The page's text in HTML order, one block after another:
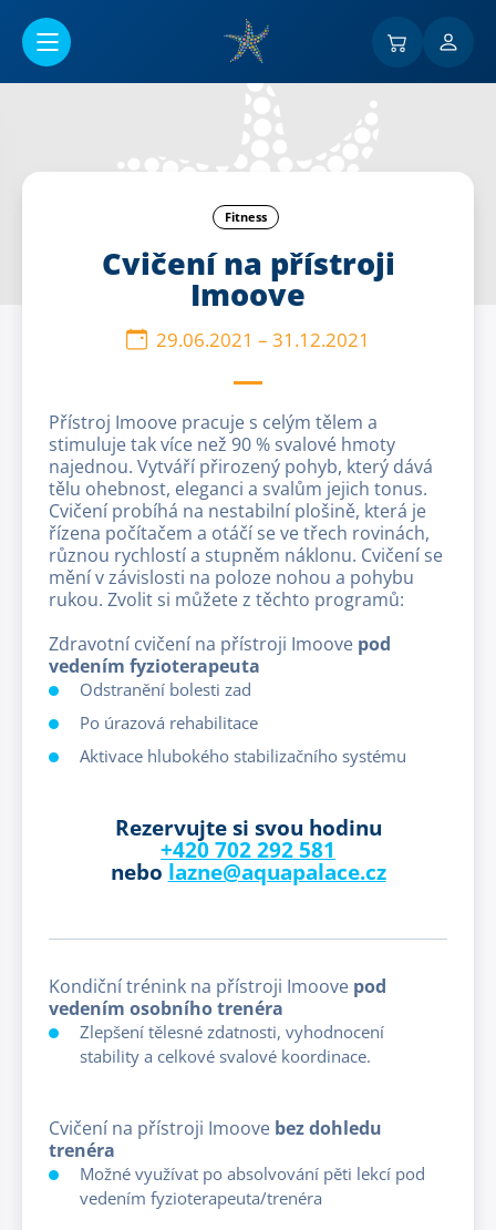
Fitness
Cvičení na přístroji
Imoove
29.06.2021 – 31.12.2021
Přístroj Imoove pracuje s celým tělem a
stimuluje tak více než 90 % svalové hmoty
najednou. Vytváří přirozený pohyb, který dává
tělu ohebnost, eleganci a svalům jejich tonus.
Cvičení probíhá na nestabilní plošině, která je
řízena počítačem a otáčí se ve třech rovinách,
různou rychlostí a stupněm náklonu. Cvičení se
mění v závislosti na poloze nohou a pohybu
rukou. Zvolit si můžete z těchto programů:
Zdravotní cvičení na přístroji Imoove pod
vedením fyzioterapeuta
Odstranění bolesti zad
Po úrazová rehabilitace
Aktivace hlubokého stabilizačního systému
Rezervujte si svou hodinu
+420 702 292 581
nebo lazne@aquapalace.cz
Kondiční trénink na přístroji Imoove pod
vedením osobního trenéra
Zlepšení tělesné zdatnosti, vyhodnocení
stability a celkové svalové koordinace.
Cvičení na přístroji Imoove bez dohledu
trenéra
Možné využívat po absolvování pěti lekcí pod
vedením fyzioterapeuta/trenéra